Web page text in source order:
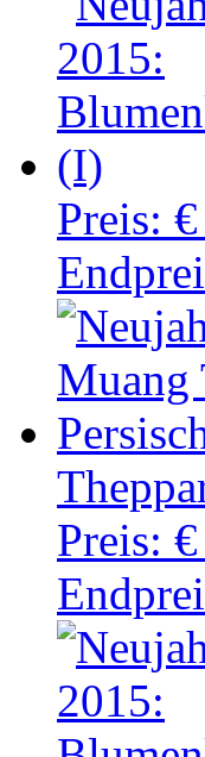
Preis:
Preis: